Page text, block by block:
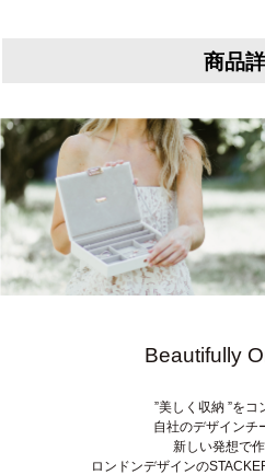
商品
Beautifully
”美しく収納 ”をコ
自社のデザインチ
新しい発想で作
ロンドンデザインの